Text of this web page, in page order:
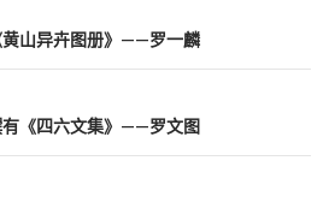
黄山异卉图册》——罗一麟
有《四六文集》——罗文图